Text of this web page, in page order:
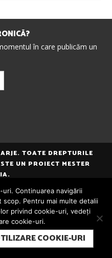
în care publicăm un
TOATE DREPTURILE
UN PROIECT MESTER
SUBSCRIBE
Continuarea navigării
Pentru mai multe detalii
privind cookie-uri, vedeți
cookie-uri.
COOKIE-URI